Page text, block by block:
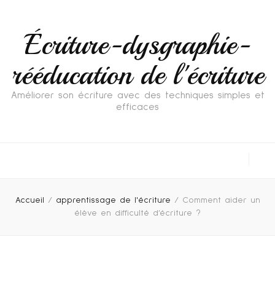
Écriture-dysgraphie-
rééducation de l'écriture
Améliorer son écriture avec des techniques simples et
efficaces
Accueil / apprentissage de l'écriture / Comment aider un
élève en difficulté d’écriture ?